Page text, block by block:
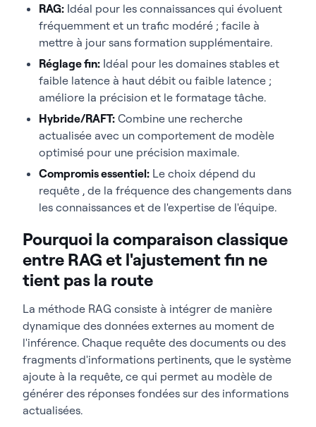
RAG: Idéal pour les connaissances qui évoluent
fréquemment et un trafic modéré ; facile à
mettre à jour sans formation supplémentaire.
Réglage fin: Idéal pour les domaines stables et
faible latence à haut débit ou faible latence ;
améliore la précision et le formatage tâche.
Hybride/RAFT: Combine une recherche
actualisée avec un comportement de modèle
optimisé pour une précision maximale.
Compromis essentiel: Le choix dépend du
requête , de la fréquence des changements dans
les connaissances et de l'expertise de l'équipe.
Pourquoi la comparaison classique
entre RAG et l'ajustement fin ne
tient pas la route
La méthode RAG consiste à intégrer de manière
dynamique des données externes au moment de
l'inférence. Chaque requête des documents ou des
fragments d'informations pertinents, que le système
ajoute à la requête, ce qui permet au modèle de
générer des réponses fondées sur des informations
actualisées.